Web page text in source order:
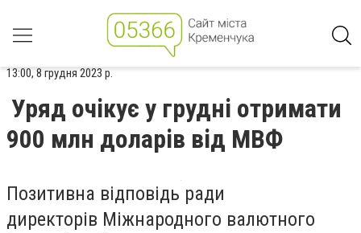
13:00, 8 грудня 2023 р.
Уряд очікує у грудні отримати
900 млн доларів від МВФ
Позитивна відповідь ради
директорів Міжнародного валютного